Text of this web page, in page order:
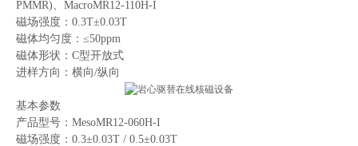
PMMR)
MacroMR12-110H-I
磁场强度：0.3T±0.03T
磁体均匀度：≤50ppm
磁体形状：C型开放式
进样方向：横向/纵向
基本参数
产品型号：MesoMR12-060H-I
磁场强度：0.3±0.03T / 0.5±0.03T